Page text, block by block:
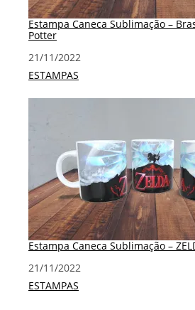
Estampa Caneca Sublimação –
Potter
Data
21/11/2022
Em relação a
ESTAMPAS
Estampa Caneca Sublimação –
Data
21/11/2022
Em relação a
ESTAMPAS